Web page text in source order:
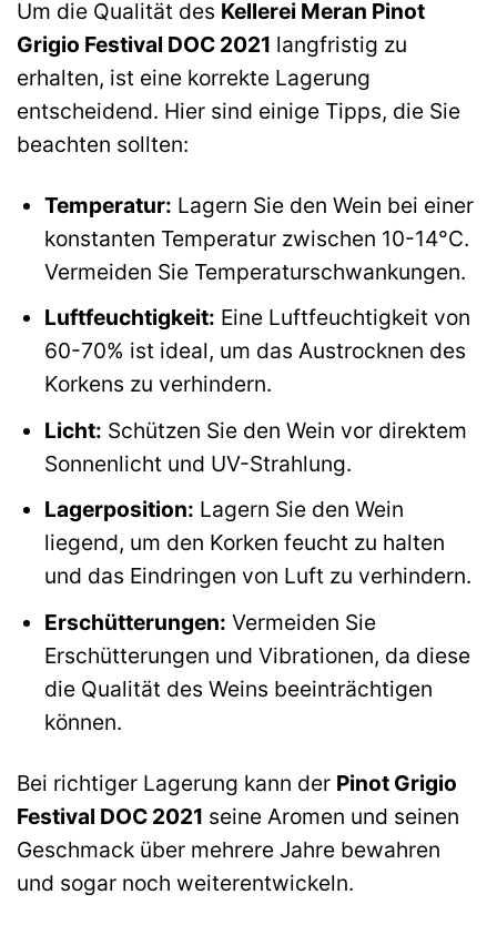
Um die Qualität des Kellerei Meran Pinot
Grigio Festival DOC 2021 langfristig zu
erhalten, ist eine korrekte Lagerung
entscheidend. Hier sind einige Tipps, die Sie
beachten sollten:
Temperatur: Lagern Sie den Wein bei einer
konstanten Temperatur zwischen 10-14°C.
Vermeiden Sie Temperaturschwankungen.
Luftfeuchtigkeit: Eine Luftfeuchtigkeit von
60-70% ist ideal, um das Austrocknen des
Korkens zu verhindern.
Licht: Schützen Sie den Wein vor direktem
Sonnenlicht und UV-Strahlung.
Lagerposition: Lagern Sie den Wein
liegend, um den Korken feucht zu halten
und das Eindringen von Luft zu verhindern.
Erschütterungen: Vermeiden Sie
Erschütterungen und Vibrationen, da diese
die Qualität des Weins beeinträchtigen
können.
Bei richtiger Lagerung kann der Pinot Grigio
Festival DOC 2021 seine Aromen und seinen
Geschmack über mehrere Jahre bewahren
und sogar noch weiterentwickeln.